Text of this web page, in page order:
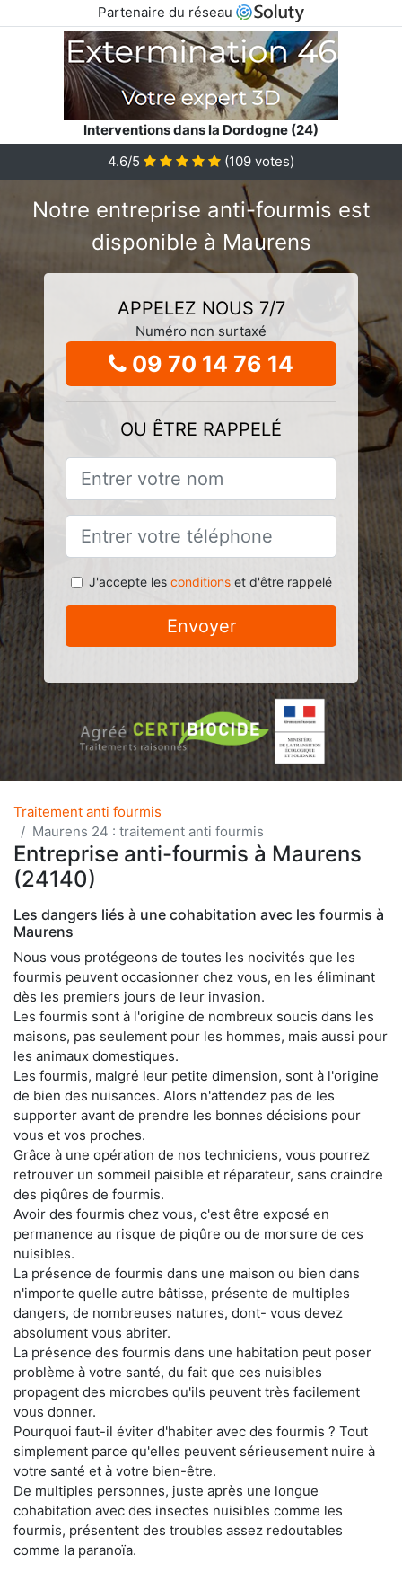
Partenaire du réseau
Interventions dans la Dordogne (24)
4.6/5
(109 votes)
Notre entreprise anti-fourmis est
disponible à Maurens
APPELEZ NOUS 7/7
Numéro non surtaxé
09 70 14 76 14
OU ÊTRE RAPPELÉ
J'accepte les conditionset d'être rappelé
Envoyer
Traitement anti fourmis
Maurens 24 : traitement anti fourmis
Entreprise anti-fourmis à Maurens
(24140)
Les dangers liés à une cohabitation avec les fourmis à
Maurens
Nous vous protégeons de toutes les nocivités que les
fourmis peuvent occasionner chez vous, en les éliminant
dès les premiers jours de leur invasion.
Les fourmis sont à l'origine de nombreux soucis dans les
maisons, pas seulement pour les hommes, mais aussi pour
les animaux domestiques.
Les fourmis, malgré leur petite dimension, sont à l'origine
de bien des nuisances. Alors n'attendez pas de les
supporter avant de prendre les bonnes décisions pour
vous et vos proches.
Grâce à une opération de nos techniciens, vous pourrez
retrouver un sommeil paisible et réparateur, sans craindre
des piqûres de fourmis.
Avoir des fourmis chez vous, c'est être exposé en
permanence au risque de piqûre ou de morsure de ces
nuisibles.
La présence de fourmis dans une maison ou bien dans
n'importe quelle autre bâtisse, présente de multiples
dangers, de nombreuses natures, dont- vous devez
absolument vous abriter.
La présence des fourmis dans une habitation peut poser
problème à votre santé, du fait que ces nuisibles
propagent des microbes qu'ils peuvent très facilement
vous donner.
Pourquoi faut-il éviter d'habiter avec des fourmis ? Tout
simplement parce qu'elles peuvent sérieusement nuire à
votre santé et à votre bien-être.
De multiples personnes, juste après une longue
cohabitation avec des insectes nuisibles comme les
fourmis, présentent des troubles assez redoutables
comme la paranoïa.